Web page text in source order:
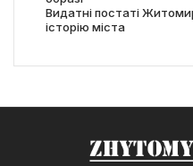
Видатні постаті
історію міста